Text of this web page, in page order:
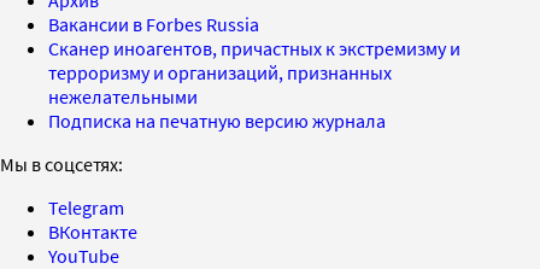
Вакансии в Forbes Russia
Сканер иноагентов, причастных к экстремизму и
терроризму и организаций, признанных
нежелательными
Подписка на печатную версию журнала
Мы в соцсетях:
Telegram
ВКонтакте
YouTube